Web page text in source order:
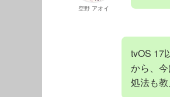
空野 アオイ
tvOS 17
から、
処法も教